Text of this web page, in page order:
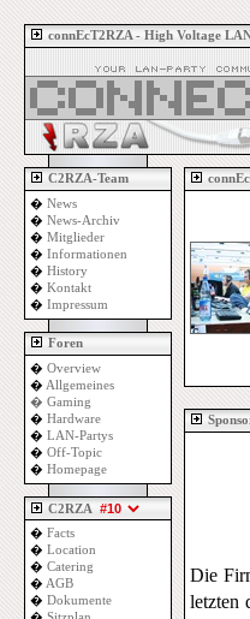
connEcT2RZA - High Voltage
C2RZA-Team
� News
� News-Archiv
� Mitglieder
� Informationen
� History
� Kontakt
� Impressum
Foren
� Overview
� Allgemeines
� Gaming
� Hardware
� LAN-Partys
� Off-Topic
� Homepage
C2RZA
� Facts
� Location
� Catering
� AGB
� Dokumente
Die
letzten